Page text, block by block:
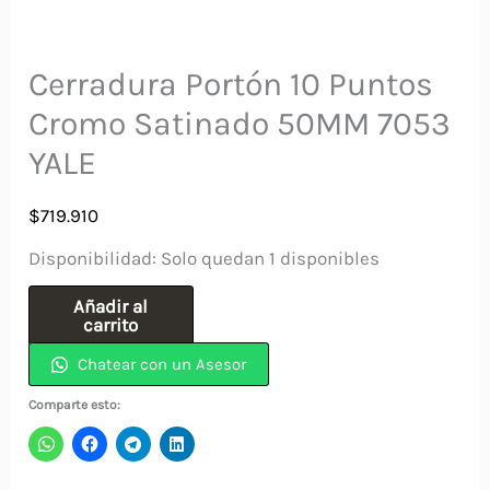
Cerradura Portón 10 Puntos
Cromo Satinado 50MM 7053
YALE
$719.910
Disponibilidad: Solo quedan 1 disponibles
Cerradura
Puntos
Cromo
Añadir al
carrito
Chatear con un Asesor
Comparte esto: